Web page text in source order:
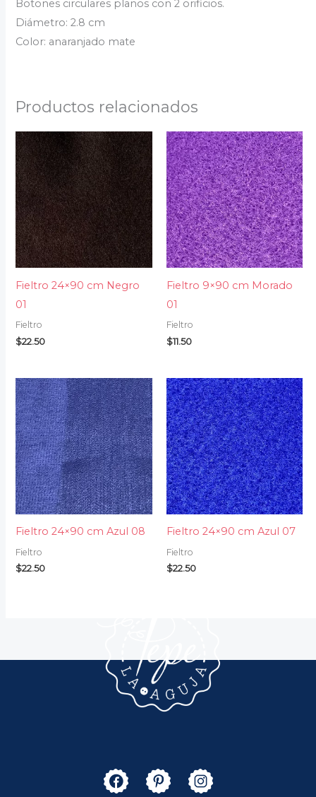
Botones circulares planos con 2 orificios.
Diámetro: 2.8 cm
Color: anaranjado mate
Productos relacionados
Fieltro 24×90 cm Negro
01
Fieltro
$22.50
Fieltro 9×90 cm Morado
01
Fieltro
$11.50
Fieltro 24×90 cm Azul 08
Fieltro
$22.50
Fieltro 24×90 cm Azul 07
Fieltro
$22.50